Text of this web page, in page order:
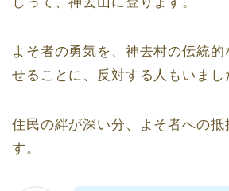
よそ者の勇気を、神去村の伝統的
せることに、反対する人もいまし
住民の絆が深い分、よそ者への
す。